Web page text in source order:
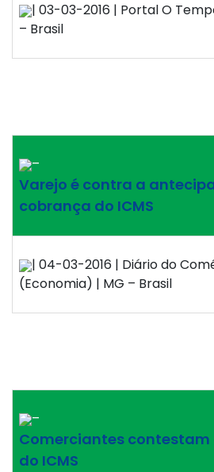
| 03-03-2016 | Portal O
– Brasil
–
Varejo é contra a
cobrança do ICMS
| 04-03-2016 | Diário do
(Economia) | MG – Brasil
–
Comerciantes
do ICMS